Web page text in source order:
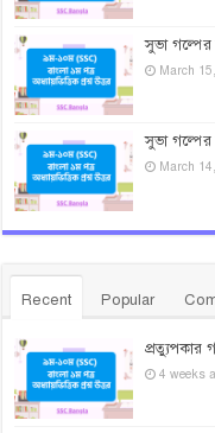
সুভা গল্পের
March
সুভা গল্পের
March
Recent Popular
প্রত্যুপকার
4 weeks